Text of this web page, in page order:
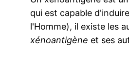
qui est capable
l'Homme), il existe les
xénoantigène et ses